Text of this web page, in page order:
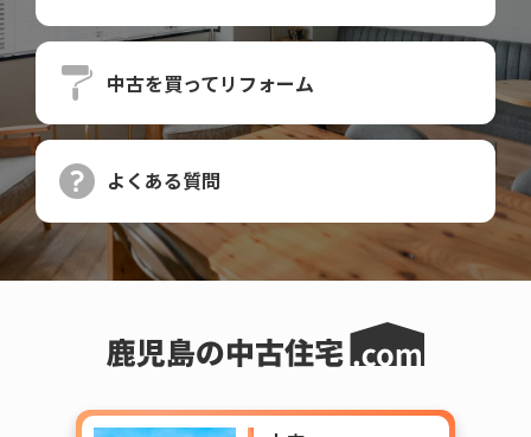
中古を買ってリフォーム
よくある質問